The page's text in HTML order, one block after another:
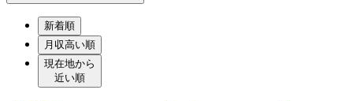
新着順
月収高い順
現在地から
近い順